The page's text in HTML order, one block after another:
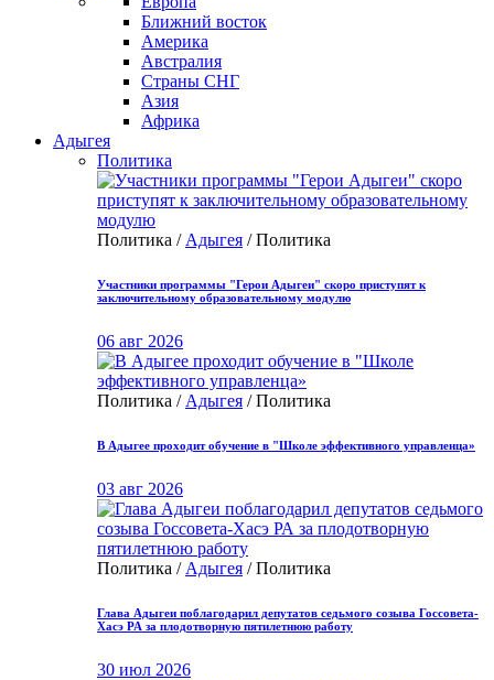
Ближний восток
Америка
Австралия
Страны СНГ
Азия
Африка
Адыгея
Политика
Политика / Адыгея / Политика
Участники программы "Герои Адыгеи" скоро приступят к
заключительному образовательному модулю
06 авг 2026
Политика / Адыгея / Политика
В Адыгее проходит обучение в "Школе эффективного управленца»
03 авг 2026
Политика / Адыгея / Политика
Глава Адыгеи поблагодарил депутатов седьмого созыва Госсовета-
Хасэ РА за плодотворную пятилетнюю работу
30 июл 2026